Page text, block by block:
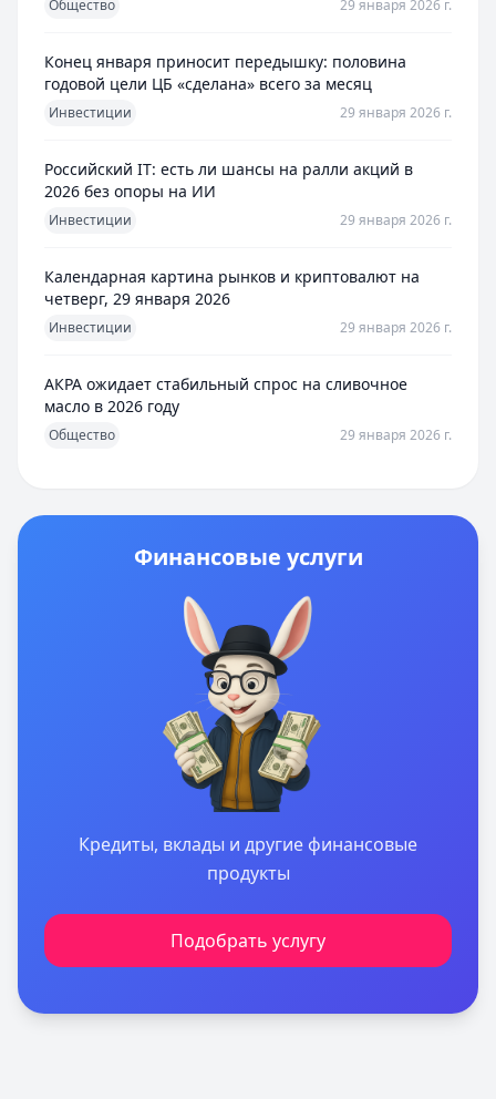
Общество 29 января 2026 г.
Конец января приносит передышку: половина
годовой цели ЦБ «сделана» всего за месяц
Инвестиции 29 января 2026 г.
Российский IT: есть ли шансы на ралли акций в
2026 без опоры на ИИ
Инвестиции 29 января 2026 г.
Календарная картина рынков и криптовалют на
четверг, 29 января 2026
Инвестиции 29 января 2026 г.
АКРА ожидает стабильный спрос на сливочное
масло в 2026 году
Общество 29 января 2026 г.
Финансовые услуги
Кредиты, вклады и другие финансовые
продукты
Подобрать услугу